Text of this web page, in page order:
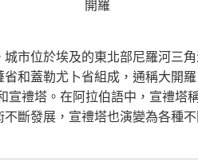
開羅
市位於埃及的東北部尼羅河三
和蓋勒尤卜省組成，通稱大開
禮塔。在阿拉伯語中，宣禮塔
斷發展，宣禮塔也演變為各種